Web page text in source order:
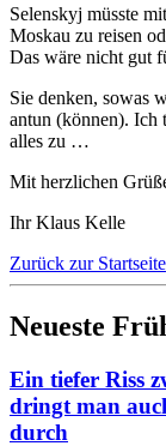
Selenskyj müsste
Moskau zu reisen
Das wäre nicht gut
Sie denken, sowas
antun (können).
alles zu …
Mit herzlichen
Ihr Klaus Kelle
Zurück zur Startseite
Neueste
Ein tiefer Riss
dringt man
durch